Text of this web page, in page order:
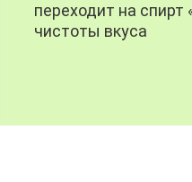
переходит на спирт
чистоты вкуса